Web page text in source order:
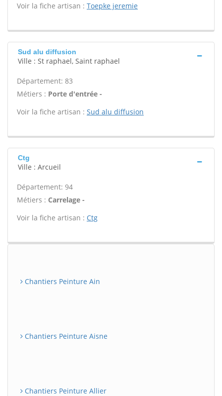
Voir la fiche artisan : Toepke jeremie
Sud alu diffusion
Ville : St raphael, Saint raphael
Département: 83
Métiers : Porte d'entrée -
Voir la fiche artisan : Sud alu diffusion
Ctg
Ville : Arcueil
Département: 94
Métiers : Carrelage -
Voir la fiche artisan : Ctg
Chantiers Peinture Ain
Chantiers Peinture Aisne
Chantiers Peinture Allier